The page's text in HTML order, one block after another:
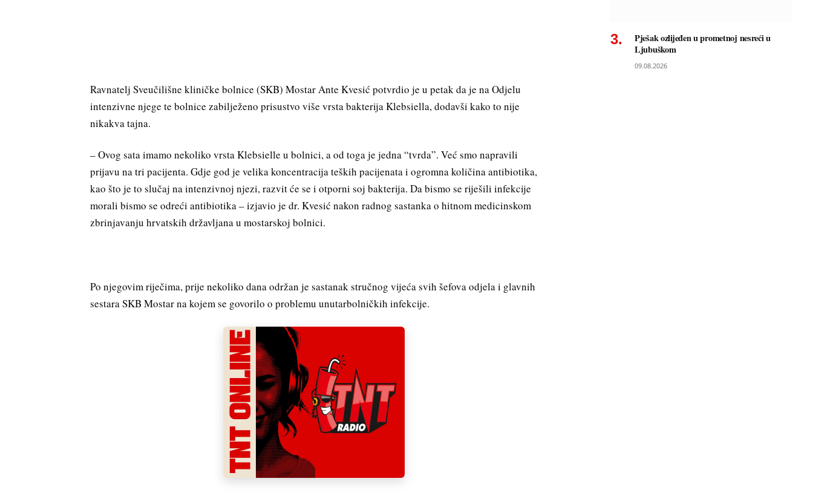
Ravnatelj Sveučilišne kliničke bolnice (SKB) Mostar Ante Kvesić potvrdio je u petak da je na Odjelu
intenzivne njege te bolnice zabilježeno prisustvo više vrsta bakterija Klebsiella, dodavši kako to nije
nikakva tajna.
– Ovog sata imamo nekoliko vrsta Klebsielle u bolnici, a od toga je jedna “tvrda”. Već smo napravili
prijavu na tri pacijenta. Gdje god je velika koncentracija teških pacijenata i ogromna količina antibiotika,
kao što je to slučaj na intenzivnoj njezi, razvit će se i otporni soj bakterija. Da bismo se riješili infekcije
morali bismo se odreći antibiotika – izjavio je dr. Kvesić nakon radnog sastanka o hitnom medicinskom
zbrinjavanju hrvatskih državljana u mostarskoj bolnici.
Po njegovim riječima, prije nekoliko dana održan je sastanak stručnog vijeća svih šefova odjela i glavnih
sestara SKB Mostar na kojem se govorilo o problemu unutarbolničkih infekcije.
Pješak ozlijeđen u prometnoj nesreći u
Ljubuškom
09.08.2026